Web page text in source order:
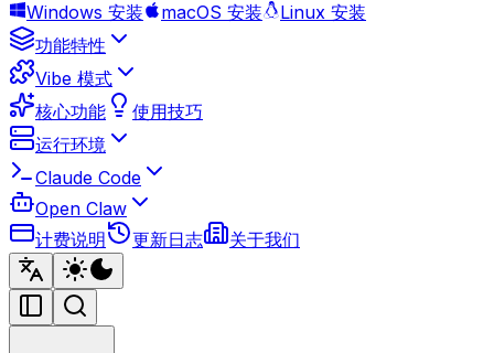
Windows 安装
macOS 安装
Linux 安装
功能特性
Vibe 模式
核心功能
使用技巧
运行环境
Claude Code
Open Claw
计费说明
更新日志 关于我们